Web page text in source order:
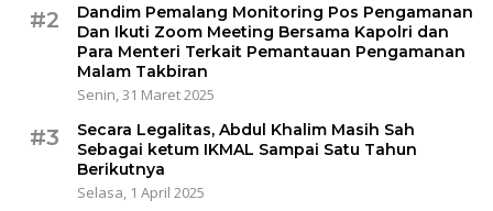
#2
Dandim Pemalang Monitoring Pos Pengamanan
Dan Ikuti Zoom Meeting Bersama Kapolri dan
Para Menteri Terkait Pemantauan Pengamanan
Malam Takbiran
Senin, 31 Maret 2025
#3
Secara Legalitas, Abdul Khalim Masih Sah
Sebagai ketum IKMAL Sampai Satu Tahun
Berikutnya
Selasa, 1 April 2025